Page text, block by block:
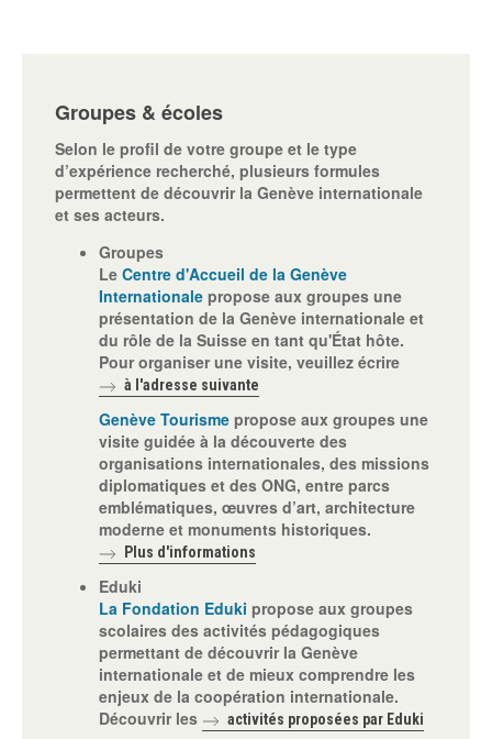
Groupes & écoles
Selon le profil de votre groupe et le type
d’expérience recherché, plusieurs formules
permettent de découvrir la Genève internationale
et ses acteurs.
Groupes
Le Centre d'Accueil de la Genève
Internationale propose aux groupes une
présentation de la Genève internationale et
du rôle de la Suisse en tant qu'État hôte.
Pour organiser une visite, veuillez écrire
à l'adresse suivante
Genève Tourisme propose aux groupes une
visite guidée à la découverte des
organisations internationales, des missions
diplomatiques et des ONG, entre parcs
emblématiques, œuvres d’art, architecture
moderne et monuments historiques.
Plus d'informations
Eduki
La Fondation Eduki propose aux groupes
scolaires des activités pédagogiques
permettant de découvrir la Genève
internationale et de mieux comprendre les
enjeux de la coopération internationale.
Découvrir les
activités proposées par Eduki